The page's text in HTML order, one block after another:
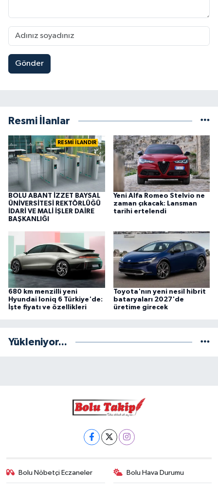
Gönder
Resmi İlanlar
RESMİ İLANDIR
BOLU ABANT İZZET BAYSAL
ÜNİVERSİTESİ REKTÖRLÜĞÜ
İDARİ VE MALİ İŞLER DAİRE
BAŞKANLIĞI
Yeni Alfa Romeo Stelvio ne
zaman çıkacak: Lansman
tarihi ertelendi
680 km menzilli yeni
Hyundai Ioniq 6 Türkiye'de:
İşte fiyatı ve özellikleri
Toyota'nın yeni nesil hibrit
bataryaları 2027'de
üretime girecek
Yükleniyor...
Bolu Nöbetçi Eczaneler Bolu Hava Durumu